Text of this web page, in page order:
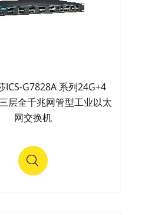
ICS-G7828A 系列24G+4
层全千兆网管型工业以太
网交换机